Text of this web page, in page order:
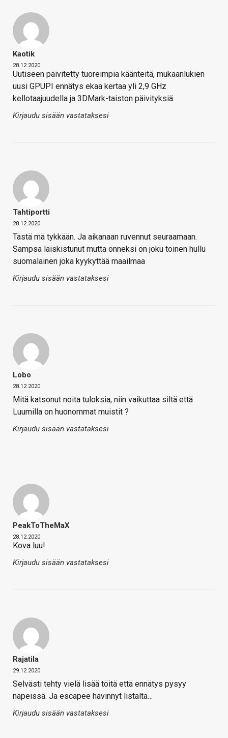
Kaotik
28.12.2020
Uutiseen päivitetty tuoreimpia käänteitä, mukaanlukien
uusi GPUPI ennätys ekaa kertaa yli 2,9 GHz
kellotaajuudella ja 3DMark-taiston päivityksiä.
Kirjaudu sisään vastataksesi
Tahtiportti
28.12.2020
Tästä mä tykkään. Ja aikanaan ruvennut seuraamaan.
Sampsa laiskistunut mutta onneksi on joku toinen hullu
suomalainen joka kyykyttää maailmaa
Kirjaudu sisään vastataksesi
Lobo
28.12.2020
Mitä katsonut noita tuloksia, niin vaikuttaa siltä että
Luumilla on huonommat muistit ?
Kirjaudu sisään vastataksesi
PeakToTheMaX
28.12.2020
Kova luu!
Kirjaudu sisään vastataksesi
Rajatila
29.12.2020
Selvästi tehty vielä lisää töitä että ennätys pysyy
näpeissä. Ja escapee hävinnyt listalta…
Kirjaudu sisään vastataksesi